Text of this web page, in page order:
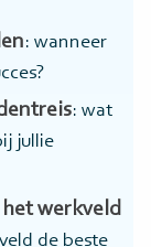
: wanneer
: wat
jullie
werkveld
de beste